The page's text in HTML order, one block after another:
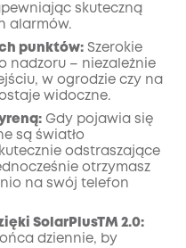
skuteczną
alarmów.
punktów: Szerokie
nadzoru – niezależnie
w ogrodzie czy na
widoczne.
Gdy pojawia się
są światło
odstraszające
otrzymasz
na swój telefon
SolarPlusTM 2.0:
dziennie, by